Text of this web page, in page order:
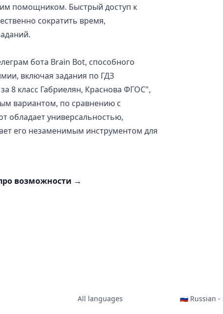
помощником. Быстрый доступ к
сократить время,
бота Brain Bot, способного
включая задания по ГДЗ
8 класс Габриелян, Краснова ФГОС",
вариантом, по сравнению с
обладает универсальностью,
его незаменимым инструментом для
возможности →
All languages 🇷🇺 Russian -